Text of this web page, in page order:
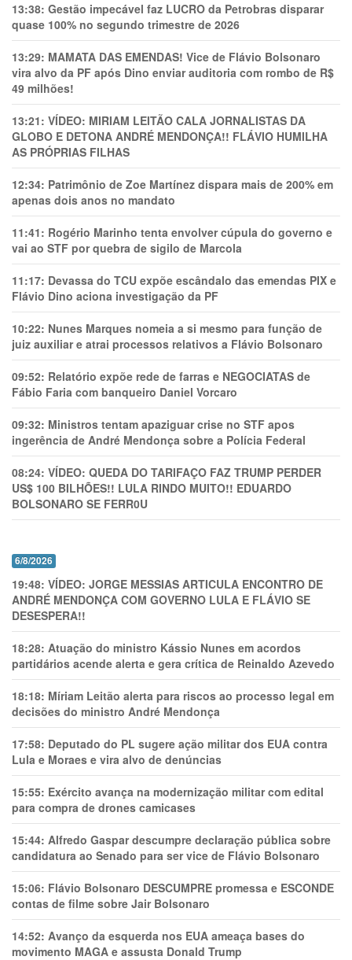
13:38: Gestão impecável faz LUCRO da Petrobras disparar
quase 100% no segundo trimestre de 2026
13:29: MAMATA DAS EMENDAS! Vice de Flávio Bolsonaro
vira alvo da PF após Dino enviar auditoria com rombo de R$
49 milhões!
13:21: VÍDEO: MIRIAM LEITÃO CALA JORNALISTAS DA
GLOBO E DETONA ANDRÉ MENDONÇA!! FLÁVIO HUMILHA
AS PRÓPRIAS FILHAS
12:34: Patrimônio de Zoe Martínez dispara mais de 200% em
apenas dois anos no mandato
11:41: Rogério Marinho tenta envolver cúpula do governo e
vai ao STF por quebra de sigilo de Marcola
11:17: Devassa do TCU expõe escândalo das emendas PIX e
Flávio Dino aciona investigação da PF
10:22: Nunes Marques nomeia a si mesmo para função de
juiz auxiliar e atrai processos relativos a Flávio Bolsonaro
09:52: Relatório expõe rede de farras e NEGOCIATAS de
Fábio Faria com banqueiro Daniel Vorcaro
09:32: Ministros tentam apaziguar crise no STF apos
ingerência de André Mendonça sobre a Polícia Federal
08:24: VÍDEO: QUEDA DO TARIFAÇO FAZ TRUMP PERDER
US$ 100 BILHÕES!! LULA RINDO MUITO!! EDUARDO
BOLSONARO SE FERR0U
6/8/2026
19:48: VÍDEO: JORGE MESSIAS ARTICULA ENCONTRO DE
ANDRÉ MENDONÇA COM GOVERNO LULA E FLÁVIO SE
DESESPERA!!
18:28: Atuação do ministro Kássio Nunes em acordos
partidários acende alerta e gera crítica de Reinaldo Azevedo
18:18: Míriam Leitão alerta para riscos ao processo legal em
decisões do ministro André Mendonça
17:58: Deputado do PL sugere ação militar dos EUA contra
Lula e Moraes e vira alvo de denúncias
15:55: Exército avança na modernização militar com edital
para compra de drones camicases
15:44: Alfredo Gaspar descumpre declaração pública sobre
candidatura ao Senado para ser vice de Flávio Bolsonaro
15:06: Flávio Bolsonaro DESCUMPRE promessa e ESCONDE
contas de filme sobre Jair Bolsonaro
14:52: Avanço da esquerda nos EUA ameaça bases do
movimento MAGA e assusta Donald Trump